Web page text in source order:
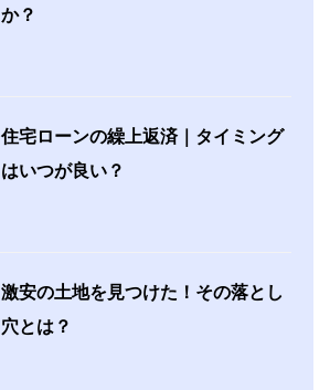
か？
住宅ローンの繰上返済｜タイミング
はいつが良い？
激安の土地を見つけた！その落とし
穴とは？